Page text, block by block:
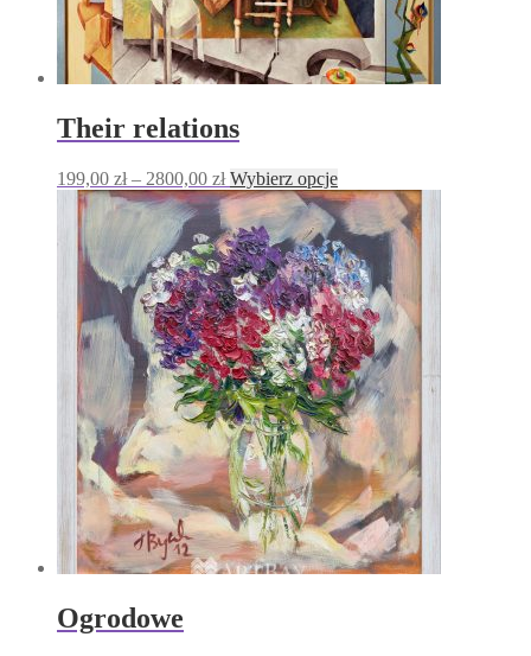
Their relations
199,00 zł – 2800,00 złZakres
cen:
od
199,00 zł
do
2800,00 zł
Wybierz opcjeTen
produkt
ma
wiele
wariantów.
Opcje
można
wybrać
na
stronie
produktu
Ogrodowe